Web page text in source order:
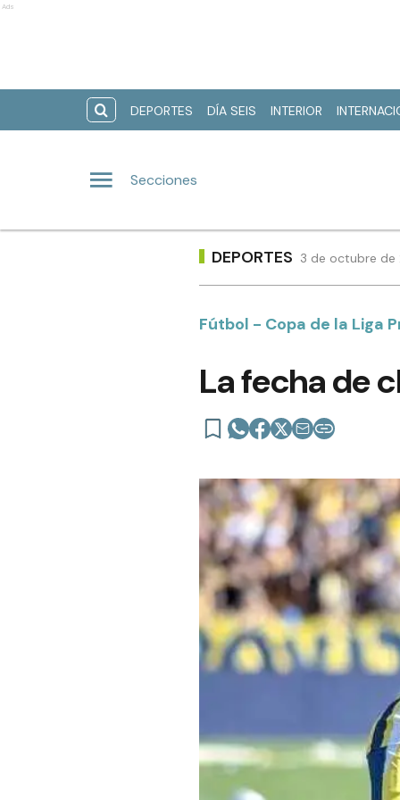
Ads
DEPORTES DÍA SEIS INTERIOR
Secciones
DEPORTES 3 de octubre de
Fútbol - Copa de la Liga
La fecha de